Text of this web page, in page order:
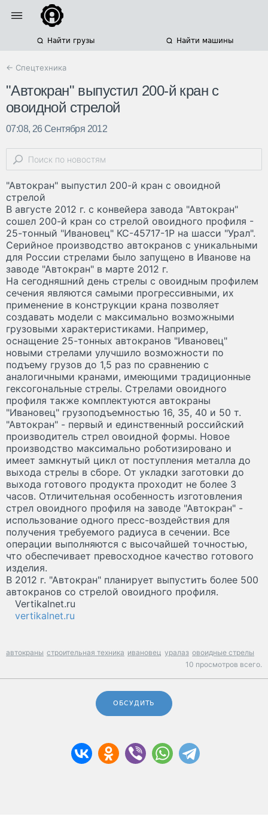
Найти грузы Найти машины
← Спецтехника
"Автокран" выпустил 200-й кран с
овоидной стрелой
07:08, 26 Сентября 2012
"Автокран" выпустил 200-й кран с овоидной
стрелой
В августе 2012 г. с конвейера завода "Автокран"
сошел 200-й кран со стрелой овоидного профиля -
25-тонный "Ивановец" КС-45717-1Р на шасси "Урал".
Серийное производство автокранов с уникальными
для России стрелами было запущено в Иванове на
заводе "Автокран" в марте 2012 г.
На сегодняшний день стрелы с овоидным профилем
сечения являются самыми прогрессивными, их
применение в конструкции крана позволяет
создавать модели с максимально возможными
грузовыми характеристиками. Например,
оснащение 25-тонных автокранов "Ивановец"
новыми стрелами улучшило возможности по
подъему грузов до 1,5 раз по сравнению с
аналогичными кранами, имеющими традиционные
гексогональные стрелы. Стрелами овоидного
профиля также комплектуются автокраны
"Ивановец" грузоподъемностью 16, 35, 40 и 50 т.
"Автокран" - первый и единственный российский
производитель стрел овоидной формы. Новое
производство максимально роботизировано и
имеет замкнутый цикл от поступления металла до
выхода стрелы в сборе. От укладки заготовки до
выхода готового продукта проходит не более 3
часов. Отличительная особенность изготовления
стрел овоидного профиля на заводе "Автокран" -
использование одного пресс-воздействия для
получения требуемого радиуса в сечении. Все
операции выполняются с высочайшей точностью,
что обеспечивает превосходное качество готового
изделия.
В 2012 г. "Автокран" планирует выпустить более 500
автокранов со стрелой овоидного профиля.
Vertikalnet.ru
vertikalnet.ru
автокраны строительная техника ивановец уралаз овоидные стрелы
10 просмотров всего.
ОБСУДИТЬ